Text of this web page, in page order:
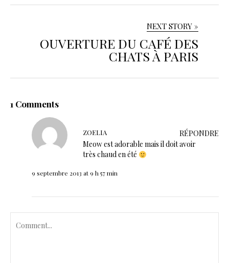
NEXT STORY »
OUVERTURE DU CAFÉ DES
CHATS À PARIS
1 Comments
ZOELIA
RÉPONDRE
Meow est adorable mais il doit avoir
très chaud en été
9 septembre 2013 at 9 h 57 min